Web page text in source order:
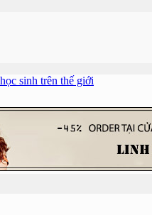
sinh trên thế giới